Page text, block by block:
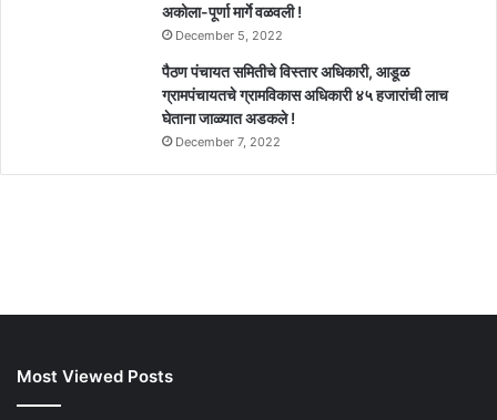
अकोला-पूर्णा मार्गे वळवली !
December 5, 2022
पैठण पंचायत समितीचे विस्तार अधिकारी, आडूळ
ग्रामपंचायतचे ग्रामविकास अधिकारी ४५ हजारांची लाच
घेताना जाळ्यात अडकले !
December 7, 2022
Most Viewed Posts